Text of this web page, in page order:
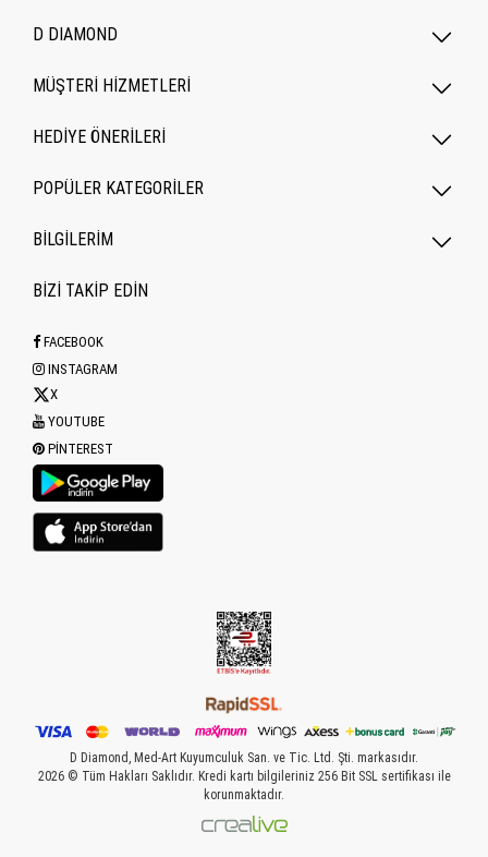
D DIAMOND
MÜŞTERİ HİZMETLERİ
HEDİYE ÖNERİLERİ
POPÜLER KATEGORILER
BİLGİLERİM
BİZİ TAKİP EDİN
FACEBOOK
INSTAGRAM
X
YOUTUBE
PINTEREST
D Diamond, Med-Art Kuyumculuk San. ve Tic. Ltd. Şti. markasıdır.
2026 © Tüm Hakları Saklıdır. Kredi kartı bilgileriniz 256 Bit SSL sertifikası ile
korunmaktadır.